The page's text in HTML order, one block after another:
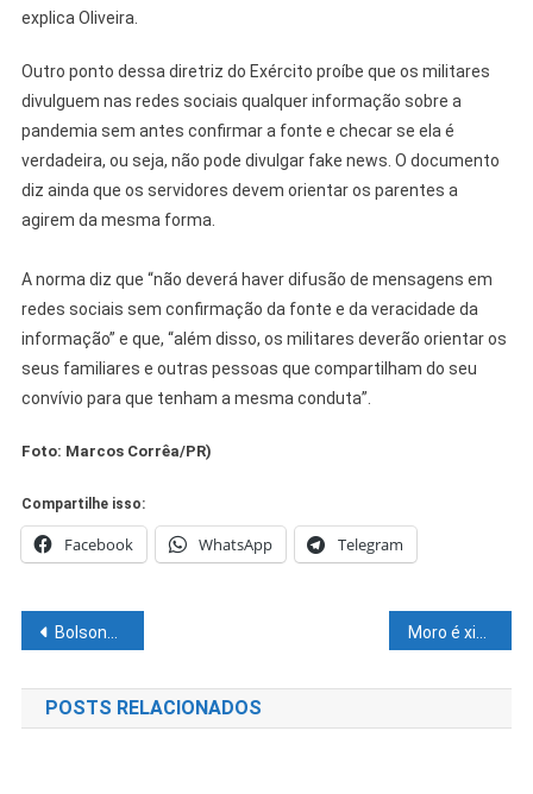
explica Oliveira.
Outro ponto dessa diretriz do Exército proíbe que os militares
divulguem nas redes sociais qualquer informação sobre a
pandemia sem antes confirmar a fonte e checar se ela é
verdadeira, ou seja, não pode divulgar fake news. O documento
diz ainda que os servidores devem orientar os parentes a
agirem da mesma forma.
A norma diz que “não deverá haver difusão de mensagens em
redes sociais sem confirmação da fonte e da veracidade da
informação” e que, “além disso, os militares deverão orientar os
seus familiares e outras pessoas que compartilham do seu
convívio para que tenham a mesma conduta”.
Foto: Marcos Corrêa/PR)
Compartilhe isso:
Facebook WhatsApp Telegram
Navegação
de
Post
Bolsonaro critica vacinação de crianças e diz que filha não será vacinada Moro é xingado ao chegar em João Pessoa: ‘Traíra’
POSTS RELACIONADOS